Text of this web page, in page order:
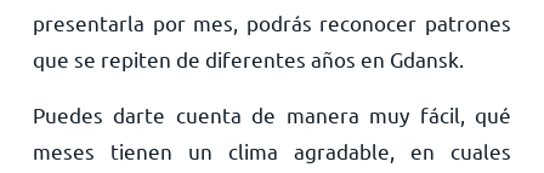
presentarla por mes, podrás reconocer patrones
que se repiten de diferentes años en Gdansk.
Puedes darte cuenta de manera muy fácil, qué
meses tienen un clima agradable, en cuales